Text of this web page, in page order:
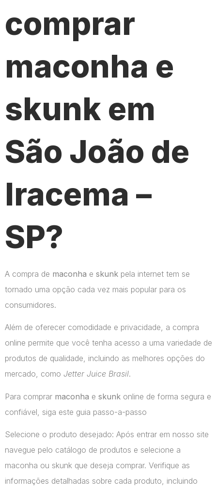
comprar
maconha e
skunk em
São João de
Iracema –
SP?
A compra de maconha e skunk pela internet tem se
tornado uma opção cada vez mais popular para os
consumidores.
Além de oferecer comodidade e privacidade, a compra
online permite que você tenha acesso a uma variedade de
produtos de qualidade, incluindo as melhores opções do
mercado, como Jetter Juice Brasil.
Para comprar maconha e skunk online de forma segura e
confiável, siga este guia passo-a-passo
Selecione o produto desejado: Após entrar em nosso site
navegue pelo catálogo de produtos e selecione a
maconha ou skunk que deseja comprar. Verifique as
informações detalhadas sobre cada produto, incluindo